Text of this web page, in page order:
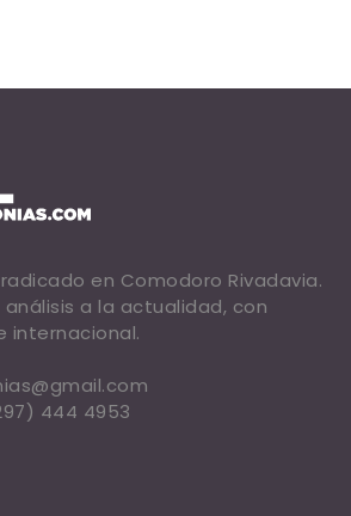
en Comodoro Rivadavia.
a la actualidad, con
internacional.
444 4953